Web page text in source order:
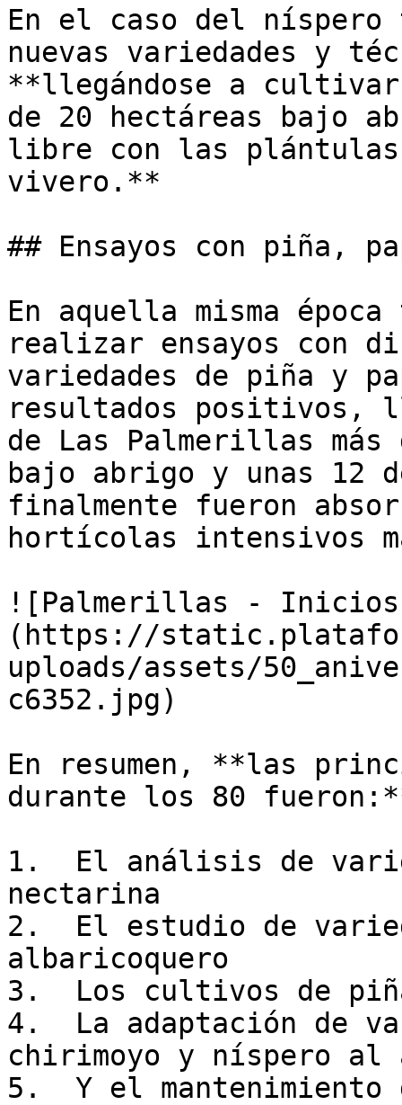
En el caso del níspero
nuevas variedades y
**llegándose a
de 20 hectáreas bajo
libre con las plántulas
vivero.**
## Ensayos con piña,
En aquella misma época
realizar ensayos con
variedades de piña y
resultados positivos,
de Las Palmerillas
bajo abrigo y unas 12
finalmente fueron
hortícolas intensivos
![Palmerillas -
(https://
uploads/assets/
c6352.jpg)
En resumen, **las
durante los 80
1.  El análisis de
nectarina
2.  El estudio de
albaricoquero
3.  Los cultivos de
4.  La adaptación de
chirimoyo y níspero
5.  Y el